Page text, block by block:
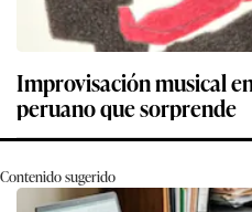
Improvisación musical
peruano que sorprende
Contenido sugerido